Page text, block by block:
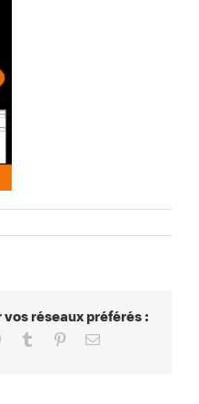
réseaux préférés :
WhatsApp
Tumblr PinterestEmail